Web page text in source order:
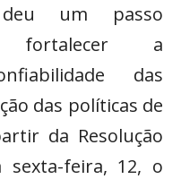
um passo
fortalecer a
das
das políticas de
da Resolução
sexta-feira, 12, o